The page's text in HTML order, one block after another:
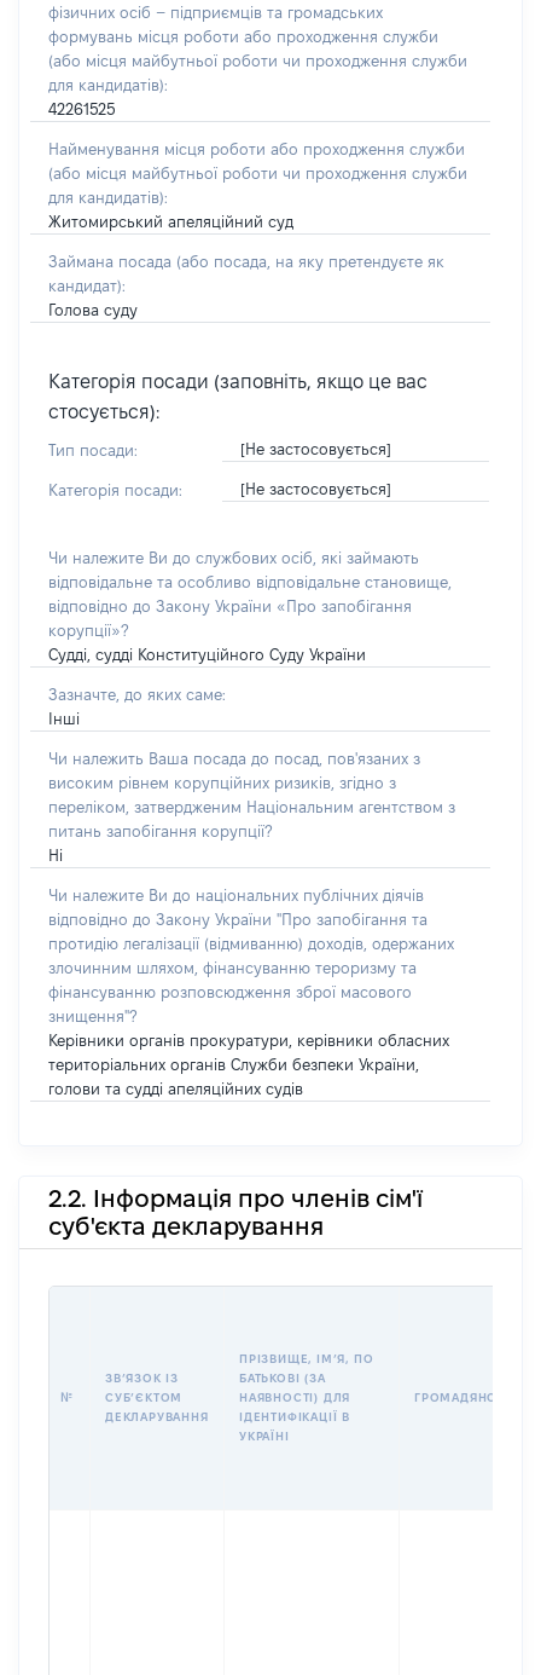
фізичних осіб – підприємців та громадських
формувань місця роботи або проходження служби
(або місця майбутньої роботи чи проходження служби
для кандидатів):
42261525
Найменування місця роботи або проходження служби
(або місця майбутньої роботи чи проходження служби
для кандидатів):
Житомирський апеляційний суд
Займана посада (або посада, на яку претендуєте як
кандидат):
Голова суду
Категорія посади (заповніть, якщо це вас
стосується):
Тип посади: [Не застосовується]
Категорія посади: [Не застосовується]
Чи належите Ви до службових осіб, які займають
відповідальне та особливо відповідальне становище,
відповідно до Закону України «Про запобігання
корупції»?
Судді, судді Конституційного Суду України
Зазначте, до яких саме:
Інші
Чи належить Ваша посада до посад, пов'язаних з
високим рівнем корупційних ризиків, згідно з
переліком, затвердженим Національним агентством з
питань запобігання корупції?
Ні
Чи належите Ви до національних публічних діячів
відповідно до Закону України "Про запобігання та
протидію легалізації (відмиванню) доходів, одержаних
злочинним шляхом, фінансуванню тероризму та
фінансуванню розповсюдження зброї масового
знищення"?
Керівники органів прокуратури, керівники обласних
територіальних органів Служби безпеки України,
голови та судді апеляційних судів
2.2. Інформація про членів сім'ї
суб'єкта декларування
№
ЗВʼЯЗОК ІЗ
СУБʼЄКТОМ
ДЕКЛАРУВАННЯ
ПРІЗВИЩЕ, ІМʼЯ, ПО
БАТЬКОВІ (ЗА
НАЯВНОСТІ) ДЛЯ
ІДЕНТИФІКАЦІЇ В
УКРАЇНІ
ГРОМАДЯНСТВО